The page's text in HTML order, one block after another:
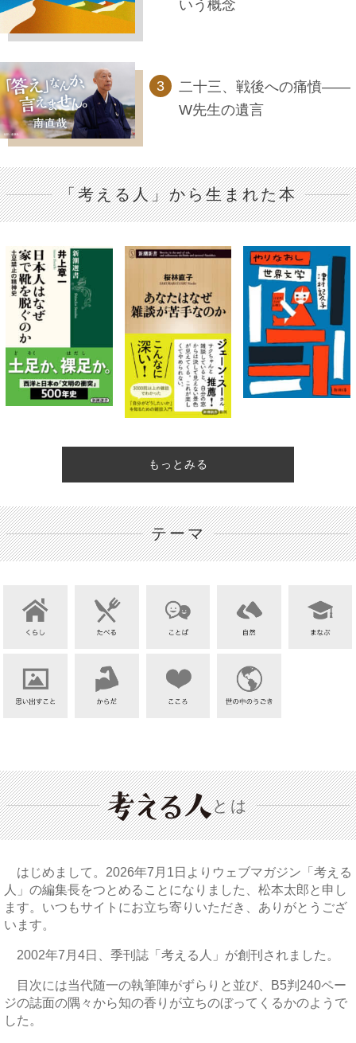
いう概念
二十三、戦後への痛憤――
W先生の遺言
「考える人」から生まれた本
もっとみる
テーマ
とは
はじめまして。2026年7月1日よりウェブマガジン「考える
人」の編集長をつとめることになりました、松本太郎と申し
ます。いつもサイトにお立ち寄りいただき、ありがとうござ
います。
2002年7月4日、季刊誌「考える人」が創刊されました。
目次には当代随一の執筆陣がずらりと並び、B5判240ペー
ジの誌面の隅々から知の香りが立ちのぼってくるかのようで
した。